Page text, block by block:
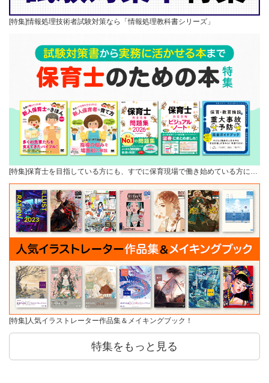
[特集]情報処理技術者試験対策なら「情報処理教科書シリーズ」
[特集]保育士を目指している方にも、すでに保育現場で働き始めている方に…
[特集]人気イラストレーター作品集＆メイキングブック！
特集をもっと見る